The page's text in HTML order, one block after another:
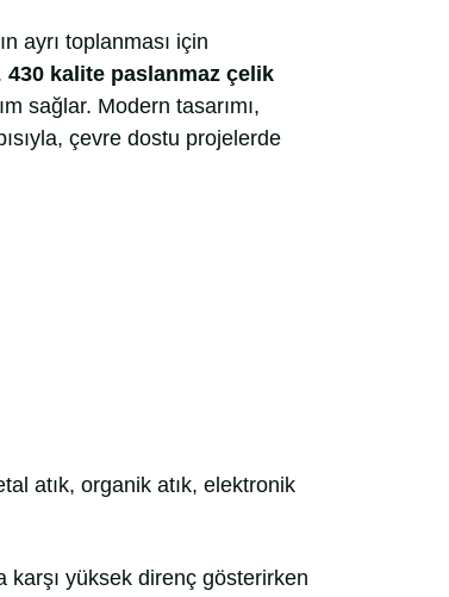
ayrı toplanması için
430 kalite paslanmaz çelik
sağlar. Modern tasarımı,
çevre dostu projelerde
atık, organik atık, elektronik
karşı yüksek direnç gösterirken